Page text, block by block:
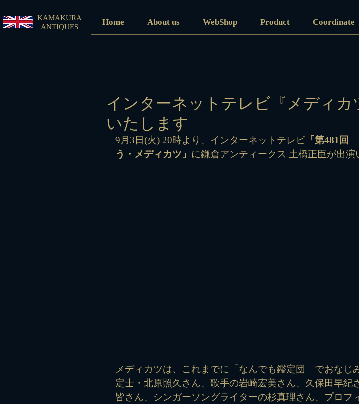
KAMAKURA
ANTIQUES
Home About us WebShop Product Coordinate
インターネットテレビ『メディカ
いたします
9月3日(火) 20時より、インターネットテレビ 「第481回
う・メディカツ」 に鎌倉アンティークス 土橋正臣が出演
メディカツは、これまでに「なんでも鑑定団」でおなじ
定士・北原照久さん、歌手の岩崎宏美さん、久保田早紀
皆さん、シンガーソングライターの杉真理さん、プロフ